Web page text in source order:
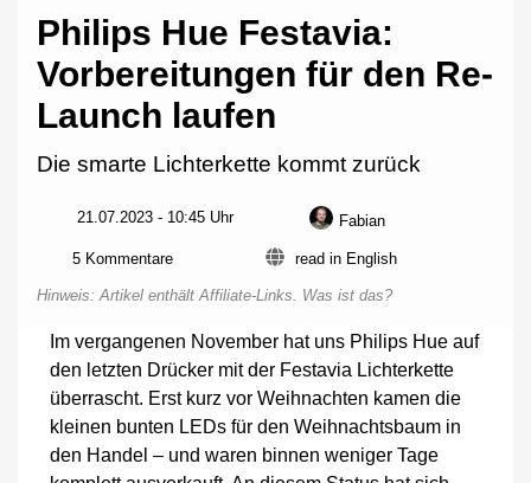
Philips Hue Festavia:
Vorbereitungen für den Re-
Launch laufen
Die smarte Lichterkette kommt zurück
21.07.2023 - 10:45 Uhr Fabian
5 Kommentarezu
Hue
Vorbereitungen
für
den
Launch
laufen
read in English
Hinweis: Artikel enthält Affiliate-Links. Was ist das?
Im vergangenen November hat uns Philips Hue auf
den letzten Drücker mit der Festavia Lichterkette
überrascht. Erst kurz vor Weihnachten kamen die
kleinen bunten LEDs für den Weihnachtsbaum in
den Handel – und waren binnen weniger Tage